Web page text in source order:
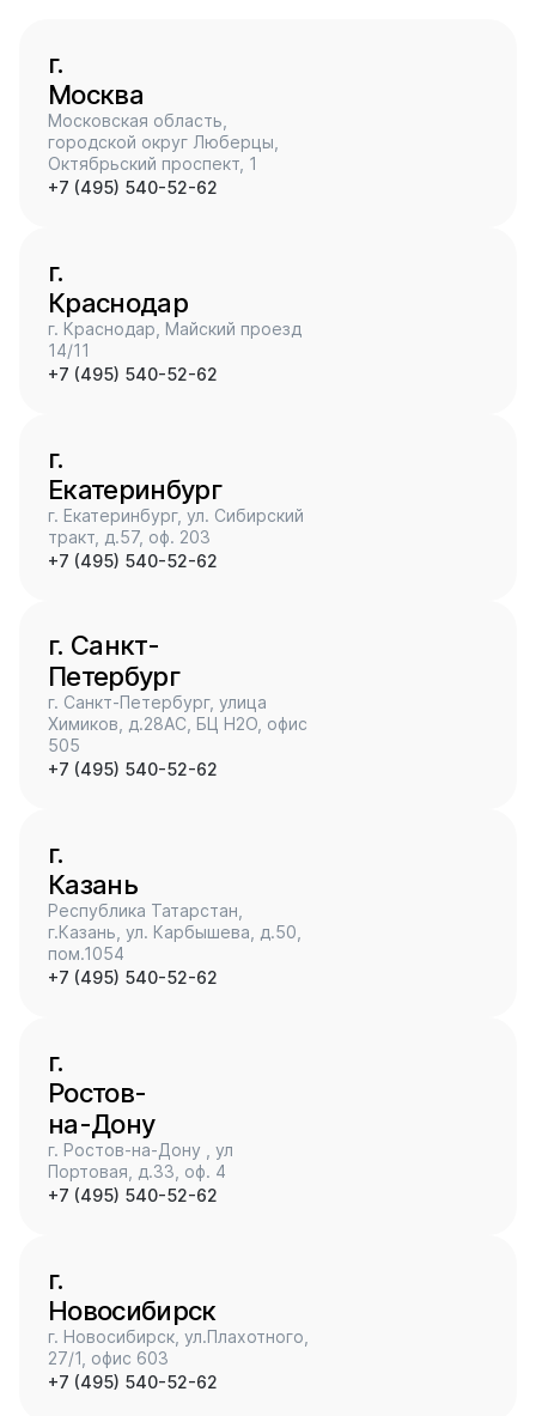
г.
Москва
Московская область,
городской округ Люберцы,
Октябрьский проспект, 1
+7 (495) 540-52-62
г.
Краснодар
г. Краснодар, Майский проезд
14/11
+7 (495) 540-52-62
г.
Екатеринбург
г. Екатеринбург, ул. Сибирский
тракт, д.57, оф. 203
+7 (495) 540-52-62
г. Санкт-
Петербург
г. Санкт-Петербург, улица
Химиков, д.28АС, БЦ H2O, офис
505
+7 (495) 540-52-62
г.
Казань
Республика Татарстан,
г.Казань, ул. Карбышева, д.50,
пом.1054
+7 (495) 540-52-62
г.
Ростов-
на-Дону
г. Ростов-на-Дону , ул
Портовая, д.33, оф. 4
+7 (495) 540-52-62
г.
Новосибирск
г. Новосибирск, ул.Плахотного,
27/1, офис 603
+7 (495) 540-52-62